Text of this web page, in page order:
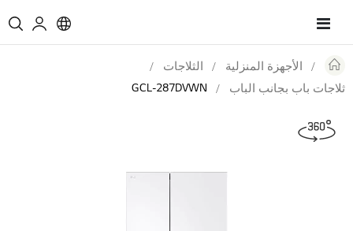
Toggle
الأجهزة المنزلية
الثلاجات
ثلاجات باب بجانب الباب
GCL-287DVWN
360